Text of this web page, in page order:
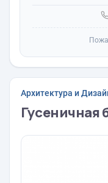
Архитектура и
Гусеничная